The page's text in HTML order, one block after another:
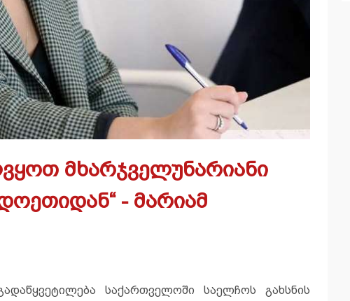
მხარჯველუნარიანი
- მარიამ
საქართველოში საელჩოს გახსნის